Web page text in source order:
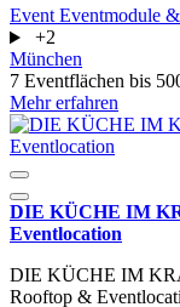
Event Eventmodule
+2
München
7 Eventflächen bis
Mehr erfahren
DIE KÜCHE IM
Eventlocation
DIE KÜCHE IM
Rooftop &